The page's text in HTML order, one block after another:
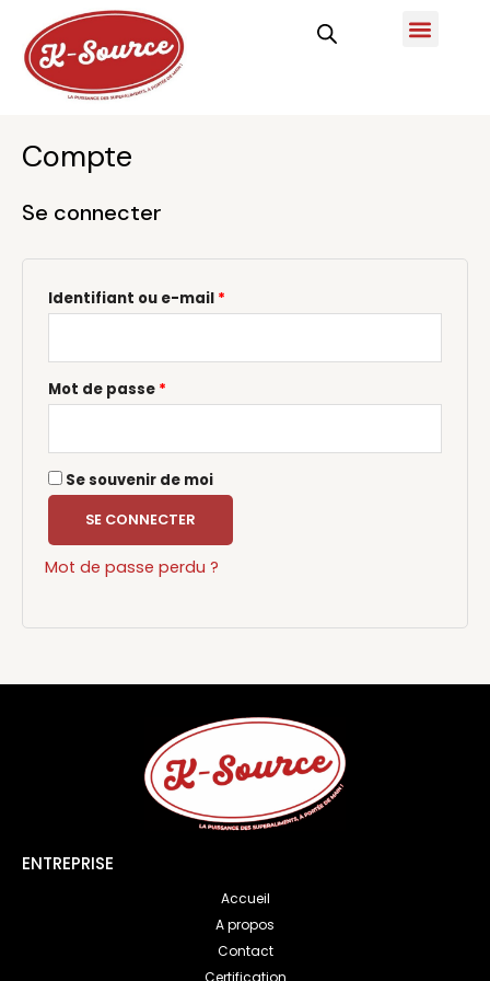
contenu
Menu
Compte
Se connecter
Identifiant ou e-mail *
Mot de passe *
Se souvenir de moi
SE CONNECTER
Mot de passe perdu ?
ENTREPRISE
Accueil
A propos
Contact
Certification